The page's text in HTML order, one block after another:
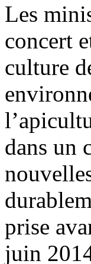
Les
concert
culture
dans un
prise
juin